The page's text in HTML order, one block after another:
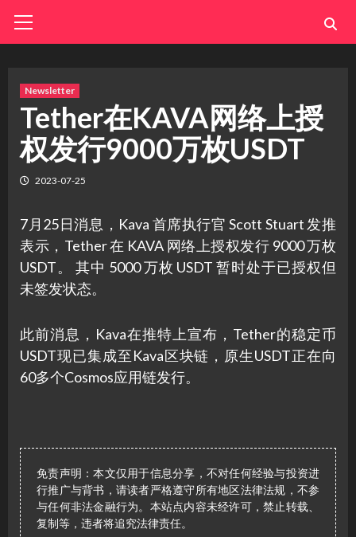
Menu
Newsletter
Tether在KAVA网络上授
权发行9000万枚USDT
2023-07-25
7月25日消息，Kava 首席执行官 Scott Stuart 发推
表示，Tether 在 KAVA 网络上授权发行 9000 万枚
USDT。 其中 5000 万枚 USDT 暂时处于已授权但
未签发状态。
此前消息，Kava在推特上宣布，Tether的稳定币
USDT现已集成至Kava区块链，原生USDT正在向
60多个Cosmos应用链发行。
免责声明：本文仅用于信息分享，不对任何经验与投资进
行推广与背书，请读者严格遵守所有地区法律法规，不参
与任何非法金融行为。本站点内容未经许可，禁止转载、
复制等，违者将追究法律责任。